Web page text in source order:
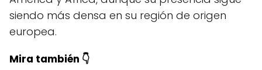
siendo más densa en su región de origen
europea.
Mira también 👇